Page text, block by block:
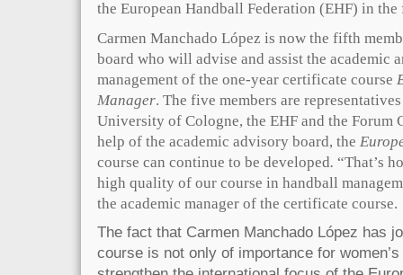
the European Handball Federation (EHF) in
Carmen Manchado López is now the fifth
board who will advise and assist the academic
management of the one-year certificate course
Manager. The five members are
University of Cologne, the EHF and the Forum
help of the academic advisory board, the
course can continue to be developed. “That’s
high quality of our course in handball
the academic manager of the certificate course.
The fact that Carmen Manchado López has
course is not only of importance for